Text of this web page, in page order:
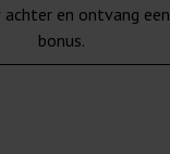
achter en ontvang een
bonus.